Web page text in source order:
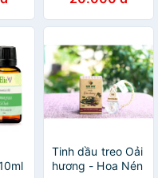
|
Tinh dầu treo Oải
hương - Hoa Nén